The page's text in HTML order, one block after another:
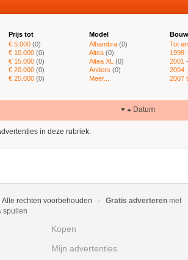
Prijs tot
€ 5.000 (0)
€ 10.000 (0)
€ 15.000 (0)
€ 20.000 (0)
€ 25.000 (0)
Model
Alhambra (0)
Altea (0)
Altea XL (0)
Anders (0)
Meer...
Tot
1998
2001
2004
2007
Datum
in deze rubriek.
rechten voorbehouden - Gratis adverteren met
spullen
Kopen
Mijn advertenties